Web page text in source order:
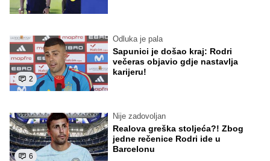
2
Odluka je pala
Sapunici je došao kraj: Rodri
večeras objavio gdje nastavlja
karijeru!
6
Nije zadovoljan
Realova greška stoljeća?! Zbog
jedne rečenice Rodri ide u
Barcelonu